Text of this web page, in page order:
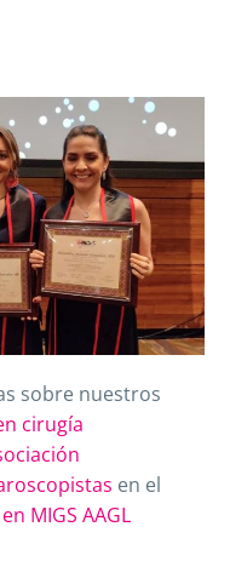
sobre nuestros
cirugía
en el
MIGS AAGL